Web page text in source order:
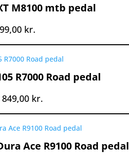
M8100 mtb pedal
kr..
kr.
aktuelle
pris
699,00 kr..
R7000 Road pedal
Den
oprindelige
pris
1.199,00 kr..
849,00 kr.
aktuelle
pris
849,00 kr..
Ace R9100 Road pedal